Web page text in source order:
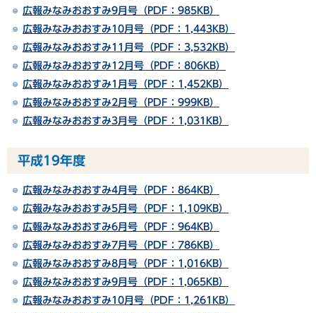
広報みなみおおすみ9月号（PDF：985KB）
広報みなみおおすみ10月号（PDF：1,443KB）
広報みなみおおすみ11月号（PDF：3,532KB）
広報みなみおおすみ12月号（PDF：806KB）
広報みなみおおすみ1月号（PDF：1,452KB）
広報みなみおおすみ2月号（PDF：999KB）
広報みなみおおすみ3月号（PDF：1,031KB）
平成19年度
広報みなみおおすみ4月号（PDF：864KB）
広報みなみおおすみ5月号（PDF：1,109KB）
広報みなみおおすみ6月号（PDF：964KB）
広報みなみおおすみ7月号（PDF：786KB）
広報みなみおおすみ8月号（PDF：1,016KB）
広報みなみおおすみ9月号（PDF：1,065KB）
広報みなみおおすみ10月号（PDF：1,261KB）